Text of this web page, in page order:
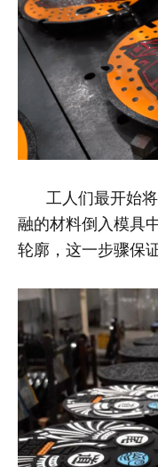
工人们最开始
融的材料倒入模具
轮廓，这一步骤保